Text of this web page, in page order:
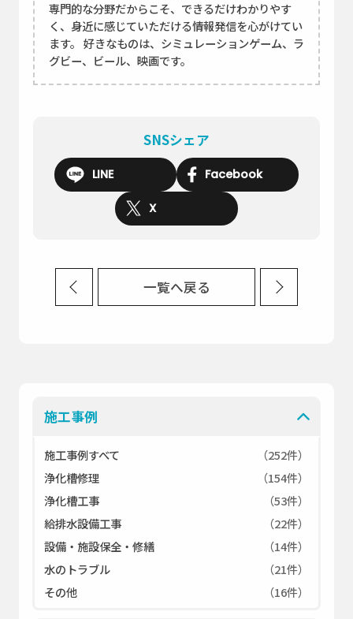
専門的な分野だからこそ、できるだけわかりやす
く、身近に感じていただける情報発信を心がけてい
ます。 好きなものは、シミュレーションゲーム、ラ
グビー、ビール、映画です。
SNSシェア
LINE Facebook
X
一覧へ戻る
施工事例
施工事例すべて
（252件）
浄化槽修理
（154件）
浄化槽工事
（53件）
給排水設備工事
（22件）
設備・施設保全・修繕
（14件）
水のトラブル
（21件）
その他
（16件）